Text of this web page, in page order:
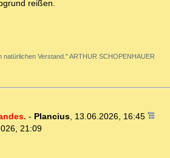
reißen.
Verstand." ARTHUR SCHOPENHAUER
- Plancius, 13.06.2026, 16:45
21:09